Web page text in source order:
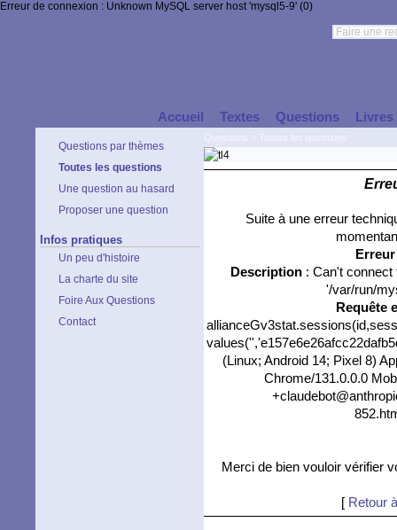
Erreur de connexion : Unknown MySQL server host 'mysql5-9' (0)
Accueil Textes Questions Livres
Questions par thèmes
Toutes les questions
Une question au hasard
Proposer une question
Infos pratiques
Un peu d'histoire
La charte du site
Foire Aux Questions
Contact
Suite à une erreur
Description: Can't connect
'/var/run/
Requête
(Linux; Android 14; Pixel 8)
Chrome/131.0.0.0
Merci de bien vouloir vérifier
[ Retour